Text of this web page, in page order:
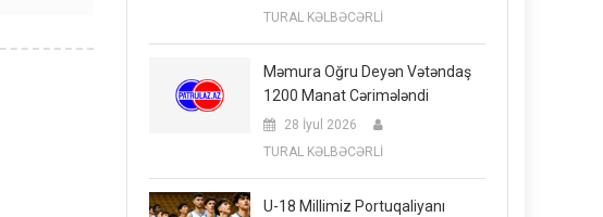
TURAL KƏLBƏCƏRLİ
Məmura Oğru Deyən Vətəndaş
1200 Manat Cərimələndi
28 İyul 2026
TURAL KƏLBƏCƏRLİ
U-18 Millimiz Portuqaliyanı